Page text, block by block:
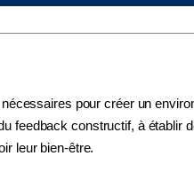
pour créer un
feedback constructif, à établir
leur bien-être.